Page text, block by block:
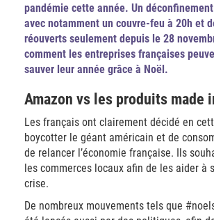
pandémie cette année. Un
avec notamment un couvre-feu à 20h et
réouverts seulement depuis le 28
comment les entreprises françaises
sauver leur année grâce à Noël.
Amazon vs les produits made
Les français ont clairement décidé en
boycotter le géant américain et de
de relancer l’économie française. Ils
les commerces locaux afin de les aider à
crise.
De nombreux mouvements tels que